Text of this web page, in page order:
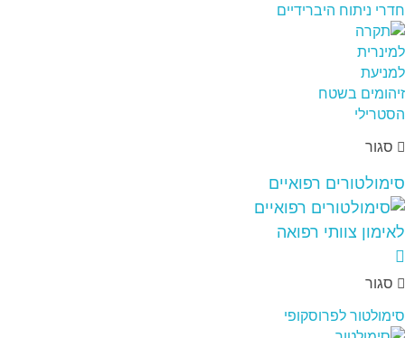
חדרי ניתוח היברידיים
סגור
סימולטורים רפואיים
סגור
סימולטור לפרוסקופי